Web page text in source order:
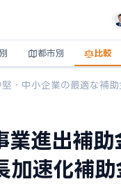
都市別 比較
・中小企業の最適な補
進出補助
加速化補